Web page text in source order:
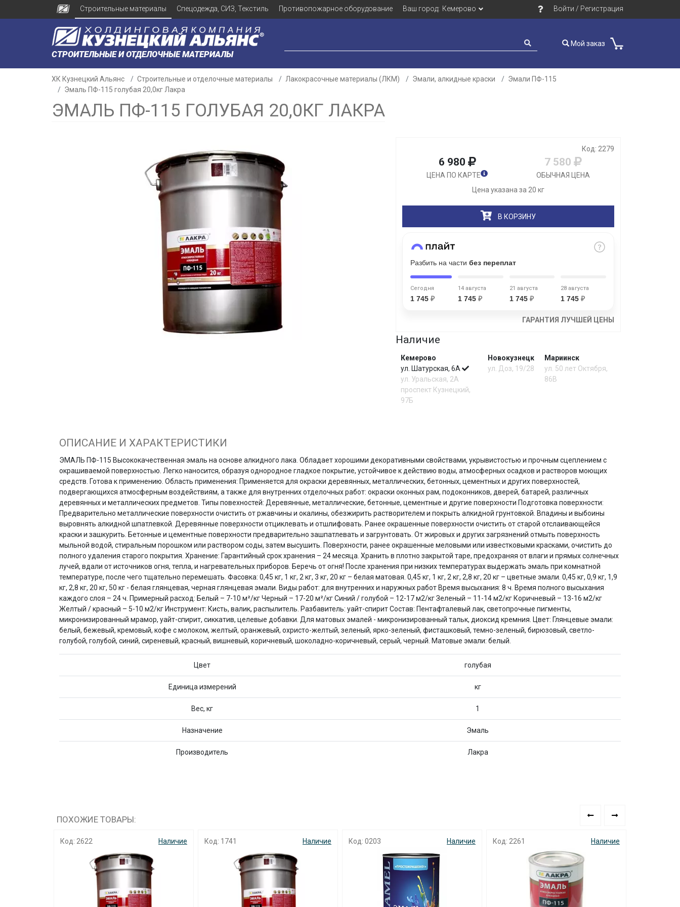
Строительные материалы Спецодежда, СИЗ, Текстиль Противопожарное оборудование Ваш город: Кемерово Войти / Регистрация
СТРОИТЕЛЬНЫЕ И ОТДЕЛОЧНЫЕ МАТЕРИАЛЫ
Мой заказ
ХК Кузнецкий Альянс Строительные и отделочные материалы Лакокрасочные материалы (ЛКМ) Эмали, алкидные краски
Эмали ПФ-115
Эмаль ПФ-115 голубая 20,0кг Лакра
ЭМАЛЬ ПФ-115 ГОЛУБАЯ 20,0КГ ЛАКРА
Код: 2279
6 980
ЦЕНА ПО КАРТЕ
7 580
ОБЫЧНАЯ ЦЕНА
Цена указана за 20 кг
В КОРЗИНУ
Разбить на части без переплат
Сегодня
1 745 ₽
14 августа
1 745 ₽
21 августа
1 745 ₽
28 августа
1 745₽
ГАРАНТИЯ ЛУЧШЕЙ ЦЕНЫ
Наличие
Кемерово
ул. Шатурская, 6А
ул. Уральская, 2А
проспект Кузнецкий,
97Б
Новокузнецк
ул. Доз, 19/28
Мариинск
ул. 50 лет Октября,
86В
ОПИСАНИЕ И ХАРАКТЕРИСТИКИ
ЭМАЛЬ ПФ-115 Высококачественная эмаль на основе алкидного лака. Обладает хорошими декоративными свойствами, укрывистостью и прочным сцеплением с
окрашиваемой поверхностью. Легко наносится, образуя однородное гладкое покрытие, устойчивое к действию воды, атмосферных осадков и растворов моющих
средств. Готова к применению. Область применения: Применяется для окраски деревянных, металлических, бетонных, цементных и других поверхностей,
подвергающихся атмосферным воздействиям, а также для внутренних отделочных работ: окраски оконных рам, подоконников, дверей, батарей, различных
деревянных и металлических предметов. Типы повехностей: Деревянные, металлические, бетонные, цементные и другие поверхности Подготовка поверхности:
Предварительно металлические поверхности очистить от ржавчины и окалины, обезжирить растворителем и покрыть алкидной грунтовкой. Впадины и выбоины
выровнять алкидной шпатлевкой. Деревянные поверхности отциклевать и отшлифовать. Ранее окрашенные поверхности очистить от старой отслаивающейся
краски и зашкурить. Бетонные и цементные поверхности предварительно зашпатлевать и загрунтовать. От жировых и других загрязнений отмыть поверхность
мыльной водой, стиральным порошком или раствором соды, затем высушить. Поверхности, ранее окрашенные меловыми или известковыми красками, очистить до
полного удаления старого покрытия. Хранение: Гарантийный срок хранения – 24 месяца. Хранить в плотно закрытой таре, предохраняя от влаги и прямых солнечных
лучей, вдали от источников огня, тепла, и нагревательных приборов. Беречь от огня! После хранения при низких температурах выдержать эмаль при комнатной
температуре, после чего тщательно перемешать. Фасовка: 0,45 кг, 1 кг, 2 кг, 3 кг, 20 кг – белая матовая. 0,45 кг, 1 кг, 2 кг, 2,8 кг, 20 кг – цветные эмали. 0,45 кг, 0,9 кг, 1,9
кг, 2,8 кг, 20 кг, 50 кг - белая глянцевая, черная глянцевая эмали. Виды работ: для внутренних и наружных работ Время высыхания: 8 ч. Время полного высыхания
каждого слоя – 24 ч. Примерный расход: Белый – 7-10 м²/кг Черный – 17-20 м²/кг Синий / голубой – 12-17 м2/кг Зеленый – 11-14 м2/кг Коричневый – 13-16 м2/кг
Желтый / красный – 5-10 м2/кг Инструмент: Кисть, валик, распылитель. Разбавитель: уайт-спирит Состав: Пентафталевый лак, светопрочные пигменты,
микронизированный мрамор, уайт-спирит, сиккатив, целевые добавки. Для матовых эмалей - микронизированный тальк, диоксид кремния. Цвет: Глянцевые эмали:
белый, бежевый, кремовый, кофе с молоком, желтый, оранжевый, охристо-желтый, зеленый, ярко-зеленый, фисташковый, темно-зеленый, бирюзовый, светло-
голубой, голубой, синий, сиреневый, красный, вишневый, коричневый, шоколадно-коричневый, серый, черный. Матовые эмали: белый.
Цвет голубая
Единица измерений кг
Вес, кг 1
Назначение Эмаль
Производитель Лакра
ПОХОЖИЕ ТОВАРЫ:
Код: 2622 Наличие Код: 1741 Наличие Код: 0203 Наличие Код: 2261 Наличие
Разбейтеоплату
на частибез переплат
График платежей
Сегодня
25%
Добавляйте товары
Оставшиеся 75% будутсписываться
с вашей картыпо25%каждые 2 недели
Подробнее об оплате Плайтом
раз в 2
Остались вопросы?
8 800 302-02-51
plait.ru